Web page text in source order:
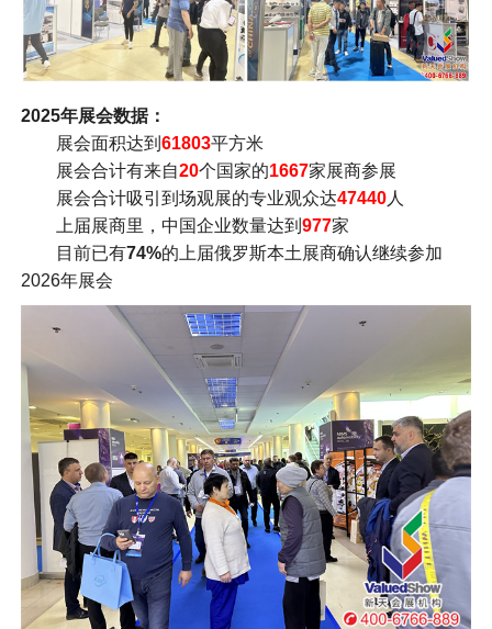
2025年展会数据：
展会面积达到 61803平方米
展会合计有来自20个国家的1667家展商参展
展会合计吸引到场观展的专业观众达47440人
上届展商里，中国企业数量达到 977家
目前已有74%的上届俄罗斯本土展商确认继续参加
2026年展会